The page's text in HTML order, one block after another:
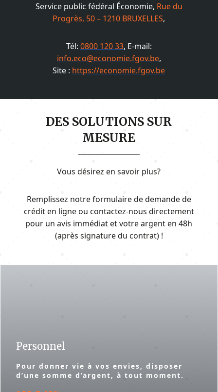
Service public fédéral Économie, Rue du
Progrès, 50 – 1210 BRUXELLES,
Tél: 0800 120 33, E-mail:
info.eco@economie.fgov.be,
Site : https://economie.fgov.be
DES SOLUTIONS SUR
MESURE
Vous désirez en savoir plus?
Remplissez notre formulaire de demande de
crédit en ligne ou contactez-nous directement
pour un avis immédiat et votre argent en 48h
(après signature du contrat) !
Personnel
Pour donner vie à vos envies, disposer
d’une somme d’argent, à tout moment.